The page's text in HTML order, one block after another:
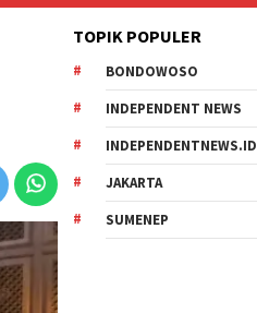
TOPIK POPULER
BONDOWOSO
INDEPENDENT NEWS
INDEPENDENTNEWS.ID
JAKARTA
SUMENEP